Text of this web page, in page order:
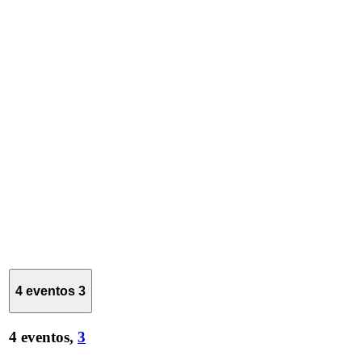
4 eventos 3
4 eventos, 3